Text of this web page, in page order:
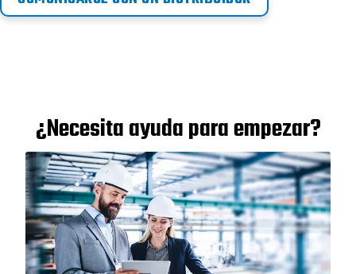
¿Necesita ayuda para empezar?